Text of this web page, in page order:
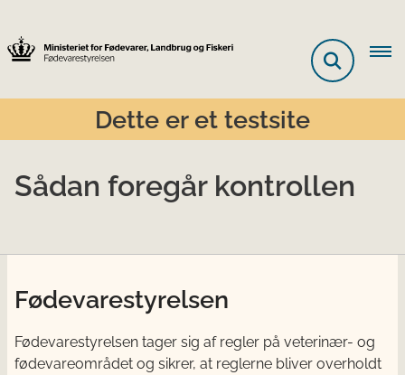
Dette er et testsite
Sådan foregår kontrollen
Fødevarestyrelsen
Fødevarestyrelsen tager sig af regler på veterinær- og
fødevareområdet og sikrer, at reglerne bliver overholdt